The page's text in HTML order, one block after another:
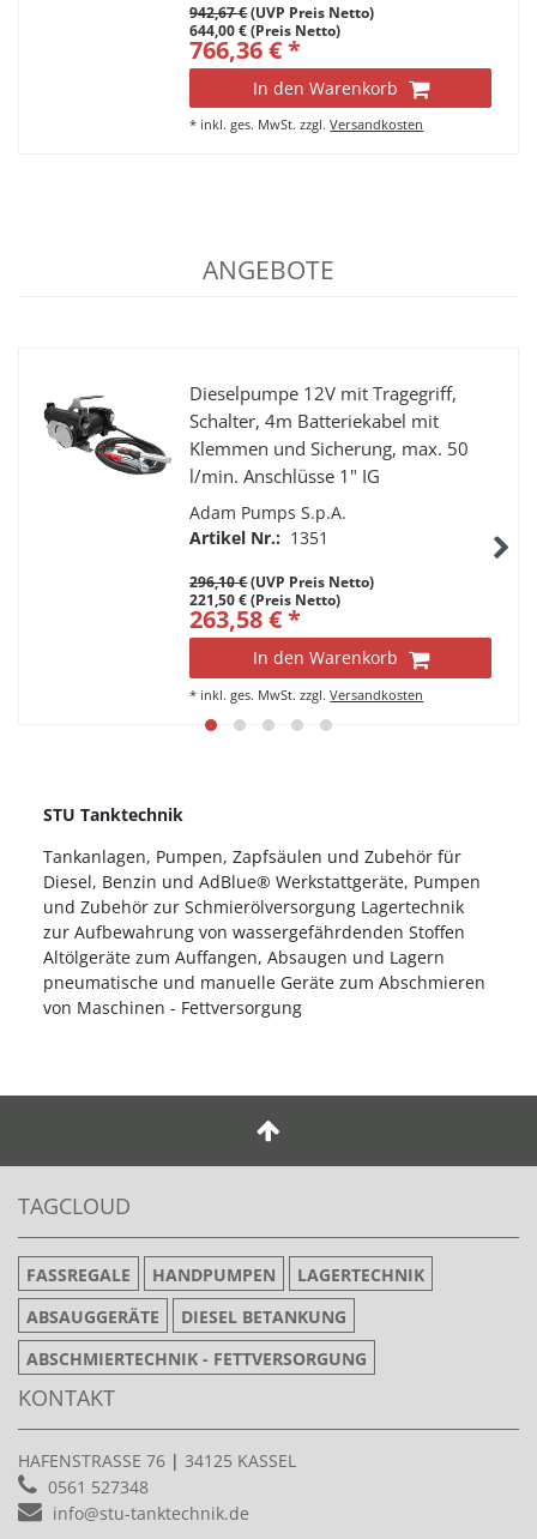
942,67 €(UVP Preis Netto)
644,00 € (Preis Netto)
766,36 € *
In den Warenkorb
* inkl. ges. MwSt. zzgl.Versandkosten
ANGEBOTE
Dieselpumpe 12V mit Tragegriff,
Schalter, 4m Batteriekabel mit
Klemmen und Sicherung, max. 50
l/min. Anschlüsse 1" IG
Adam Pumps S.p.A.
Artikel Nr.: 1351
296,10 €(UVP Preis Netto)
221,50 € (Preis Netto)
263,58 € *
In den Warenkorb
* inkl. ges. MwSt. zzgl.Versandkosten
STU Tanktechnik
Tankanlagen, Pumpen, Zapfsäulen und Zubehör für
Diesel, Benzin und AdBlue® Werkstattgeräte, Pumpen
und Zubehör zur Schmierölversorgung Lagertechnik
zur Aufbewahrung von wassergefährdenden Stoffen
Altölgeräte zum Auffangen, Absaugen und Lagern
pneumatische und manuelle Geräte zum Abschmieren
von Maschinen - Fettversorgung
TAGCLOUD
FASSREGALE HANDPUMPEN
LAGERTECHNIK
ABSAUGGERÄTE
DIESEL BETANKUNG
ABSCHMIERTECHNIK - FETTVERSORGUNG
KONTAKT
HAFENSTRASSE 76 | 34125 KASSEL
0561 527348
info@stu-tanktechnik.de